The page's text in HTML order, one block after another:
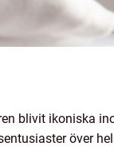
blivit ikoniska
över